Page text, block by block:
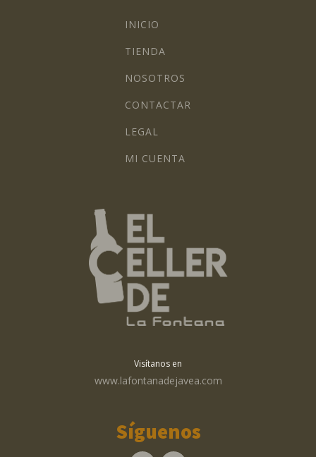
INICIO
TIENDA
NOSOTROS
CONTACTAR
LEGAL
MI CUENTA
Visítanos en
www.lafontanadejavea.com
Síguenos